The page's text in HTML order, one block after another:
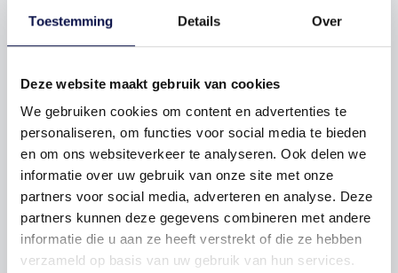
Toestemming Details Over
Deze website maakt gebruik van cookies
We gebruiken cookies om content en advertenties te
personaliseren, om functies voor social media te bieden
en om ons websiteverkeer te analyseren. Ook delen we
informatie over uw gebruik van onze site met onze
partners voor social media, adverteren en analyse. Deze
partners kunnen deze gegevens combineren met andere
informatie die u aan ze heeft verstrekt of die ze hebben
verzameld op basis van uw gebruik van hun services.